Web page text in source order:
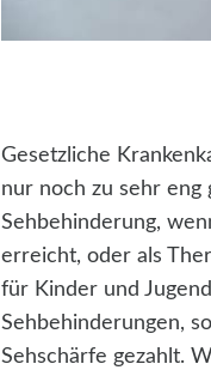
Gesetzliche
nur noch zu sehr eng
Sehbehinderung,
erreicht, oder als
für Kinder und
Sehbehinderungen,
Sehschärfe gezahlt.